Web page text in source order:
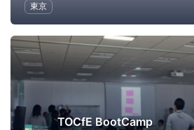
東京
TOCfE BootCamp